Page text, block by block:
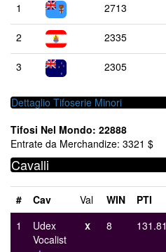
1
2713
2 2335
3 2305
Dettaglio Tifoserie Minori
Tifosi Nel Mondo: 22888
Entrate da Merchandize: 3321 $
Cavalli
# Cav Val WIN PTI
1
Udex
Vocalist
X 8 131.81